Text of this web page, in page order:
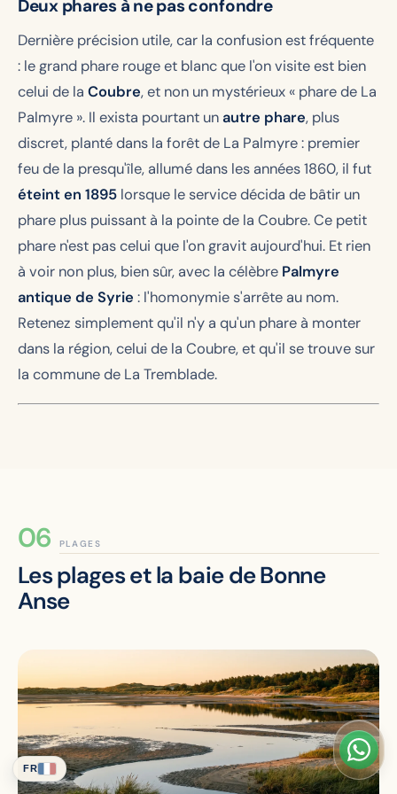
Deux phares à ne pas confondre
Dernière précision utile, car la confusion est fréquente
: le grand phare rouge et blanc que l'on visite est bien
celui de la Coubre, et non un mystérieux « phare de La
Palmyre ». Il exista pourtant unautre phare, plus
discret, planté dans la forêt de La Palmyre : premier
feu de la presqu'île, allumé dans les années 1860, il fut
éteint en 1895 lorsque le service décida de bâtir un
phare plus puissant à la pointe de la Coubre. Ce petit
phare n'est pas celui que l'on gravit aujourd'hui. Et rien
à voir non plus, bien sûr, avec la célèbre Palmyre
antique de Syrie : l'homonymie s'arrête au nom.
Retenez simplement qu'il n'y a qu'un phare à monter
dans la région, celui de la Coubre, et qu'il se trouve sur
la commune de La Tremblade.
PLAGES
Les plages et la baie de Bonne
Anse
FR